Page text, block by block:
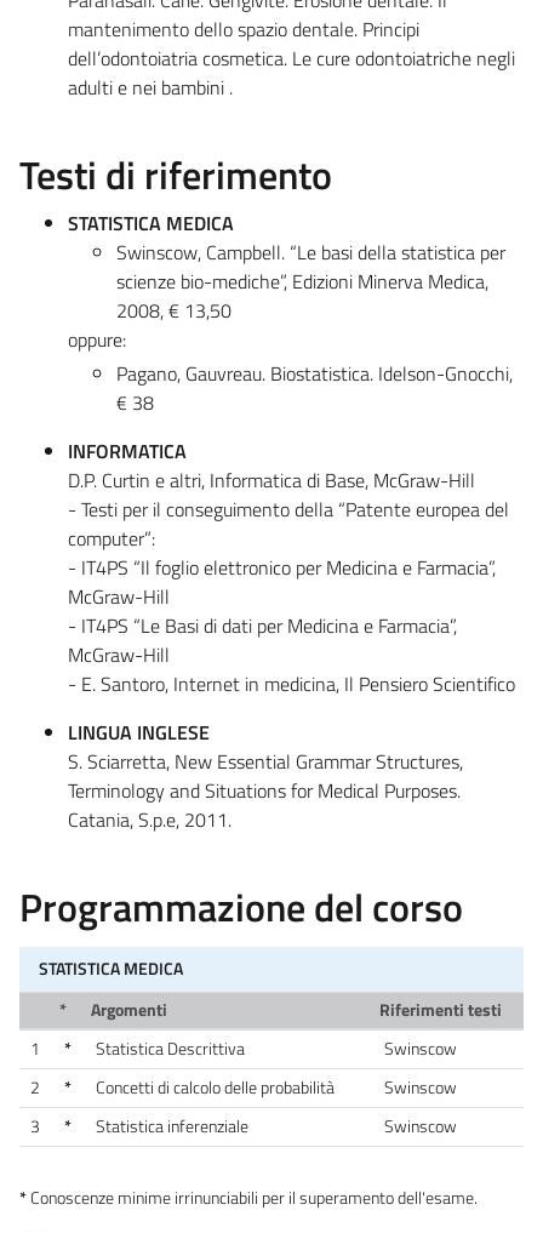
mantenimento dello spazio dentale. Principi
dell’odontoiatria cosmetica. Le cure odontoiatriche negli
adulti e nei bambini .
Testi di riferimento
STATISTICA MEDICA
Swinscow, Campbell. “Le basi della statistica per
scienze bio-mediche”, Edizioni Minerva Medica,
2008, € 13,50
oppure:
Pagano, Gauvreau. Biostatistica. Idelson-Gnocchi,
€ 38
INFORMATICA
D.P. Curtin e altri, Informatica di Base, McGraw-Hill
- Testi per il conseguimento della “Patente europea del
computer”:
- IT4PS “Il foglio elettronico per Medicina e Farmacia”,
McGraw-Hill
- IT4PS “Le Basi di dati per Medicina e Farmacia”,
McGraw-Hill
- E. Santoro, Internet in medicina, Il Pensiero Scientifico
LINGUA INGLESE
S. Sciarretta, New Essential Grammar Structures,
Terminology and Situations for Medical Purposes.
Catania, S.p.e, 2011.
Programmazione del corso
STATISTICA MEDICA
*
Argomenti
Riferimenti testi
1
* Statistica Descrittiva
Swinscow
2
* Concetti di calcolo delle probabilità
Swinscow
3
* Statistica inferenziale Swinscow
*Conoscenze minime irrinunciabili per il superamento dell'esame.